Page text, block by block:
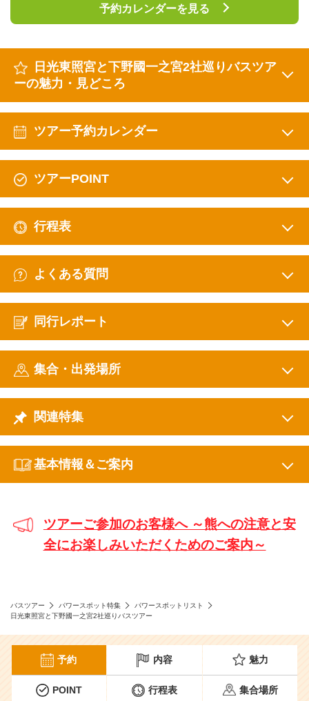
予約カレンダーを見る
日光東照宮と下野國一之宮2社巡りバスツア
ーの魅力・見どころ
ツアー予約カレンダー
ツアーPOINT
行程表
よくある質問
同行レポート
集合・出発場所
関連特集
基本情報＆ご案内
ツアーご参加のお客様へ ～熊への注意と安
全にお楽しみいただくためのご案内～
バスツアー パワースポット特集
パワースポットリスト
日光東照宮と下野國一之宮2社巡りバスツアー
予約 内容 魅力
POINT 行程表 集合場所